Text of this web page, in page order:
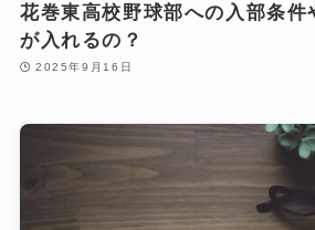
花巻東高校野球部への入部条件
が入れるの？
2025年9月16日